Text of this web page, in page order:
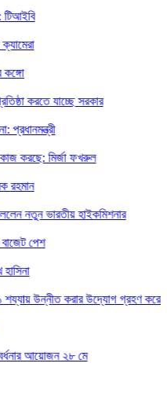
সরকার
ফখরুল
হাইকমিশনার
করার উদ্যোগ গ্রহণ করেছে সরকার।
২৮ মে